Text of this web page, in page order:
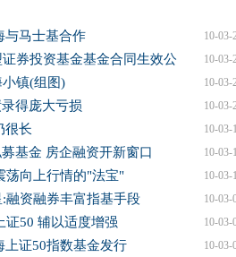
10-03-
与马士基合作
10-03-
券投资基金基金合同生效公
10-03-
镇(组图)
10-03-
得庞大亏损
10-03-
很长
10-03-
基金 房企融资开新窗口
10-03-
荡向上行情的"法宝"
10-03-
融资融券丰富指基手段
10-03-
证50 辅以适度增强
10-03-
上证50指数基金发行